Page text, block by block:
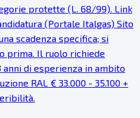
protette (L. 68/99). Link
(Portale Italgas) Sito
scadenza specifica; si
prima. Il ruolo richiede
di esperienza in ambito
RAL € 33.000 - 35.100 +